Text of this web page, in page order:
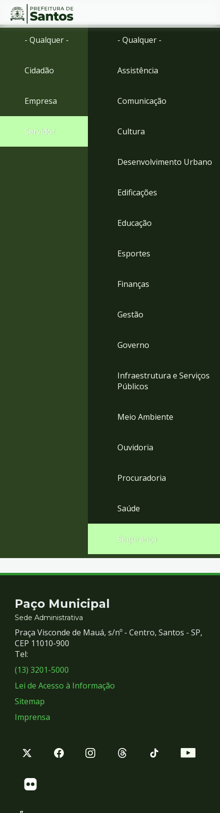
Ir
menu
para
Conteúdo
- Qualquer -
Cidadão
Empresa
Servidor
- Qualquer -
Assistência
Comunicação
Cultura
Desenvolvimento Urbano
Edificações
Educação
Esportes
Finanças
Gestão
Governo
Infraestrutura e Serviços
Públicos
Meio Ambiente
Ouvidoria
Procuradoria
Saúde
Segurança
Contato
e
Redes
Sociais
Paço Municipal
Sede Administrativa
Praça Visconde de Mauá, s/nº - Centro, Santos - SP,
CEP 11010-900
Tel:
(13) 3201-5000
Lei de Acesso à Informação
Sitemap
Imprensa